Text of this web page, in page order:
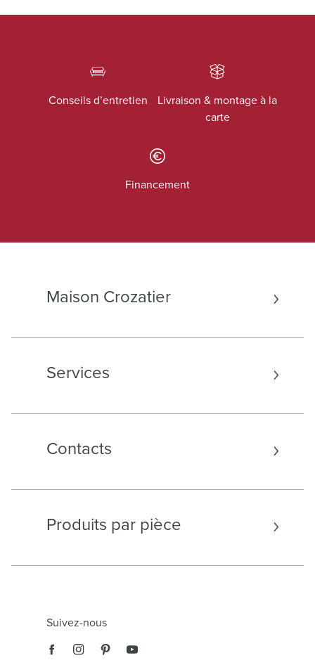
Conseils d’entretien
Livraison & montage à la
carte
Financement
Maison Crozatier
Services
Contacts
Produits par pièce
Suivez-nous
vie privée est